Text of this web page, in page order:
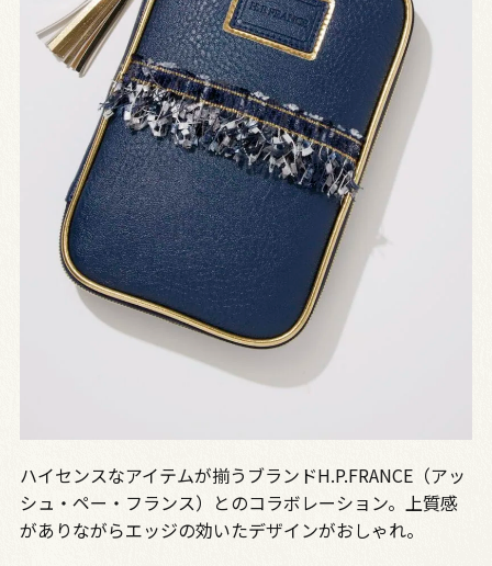
ハイセンスなアイテムが揃うブランドH.P.FRANCE（アッ
シュ・ペー・フランス）とのコラボレーション。上質感
がありながらエッジの効いたデザインがおしゃれ。